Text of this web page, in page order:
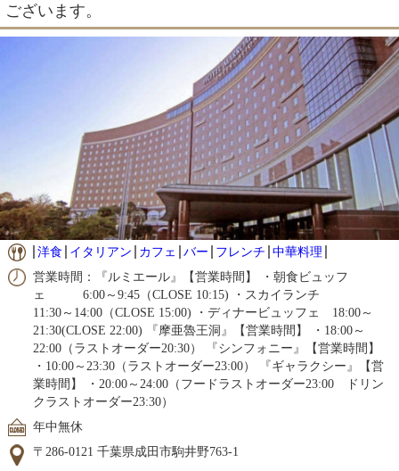
ございます。
洋食 イタリアン カフェ バー フレンチ 中華料理
営業時間：『ルミエール』【営業時間】 ・朝食ビュッフ
ェ 6:00～9:45（CLOSE 10:15) ・スカイランチ
11:30～14:00（CLOSE 15:00) ・ディナービュッフェ 18:00～
21:30(CLOSE 22:00) 『摩亜魯王洞』【営業時間】 ・18:00～
22:00（ラストオーダー20:30） 『シンフォニー』【営業時間】
・10:00～23:30（ラストオーダー23:00） 『ギャラクシー』【営
業時間】 ・20:00～24:00（フードラストオーダー23:00 ドリン
クラストオーダー23:30）
年中無休
〒286-0121 千葉県成田市駒井野763-1